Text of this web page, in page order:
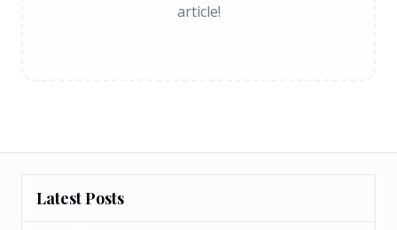
article!
Latest Posts